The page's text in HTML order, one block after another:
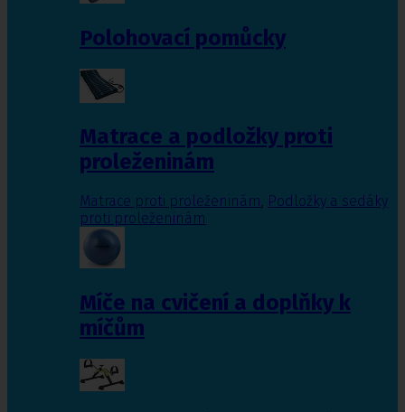
Polohovací pomůcky
Matrace a podložky proti
proleženinám
Matrace proti proleženinám, Podložky a sedáky
proti proleženinám
Míče na cvičení a doplňky k
míčům